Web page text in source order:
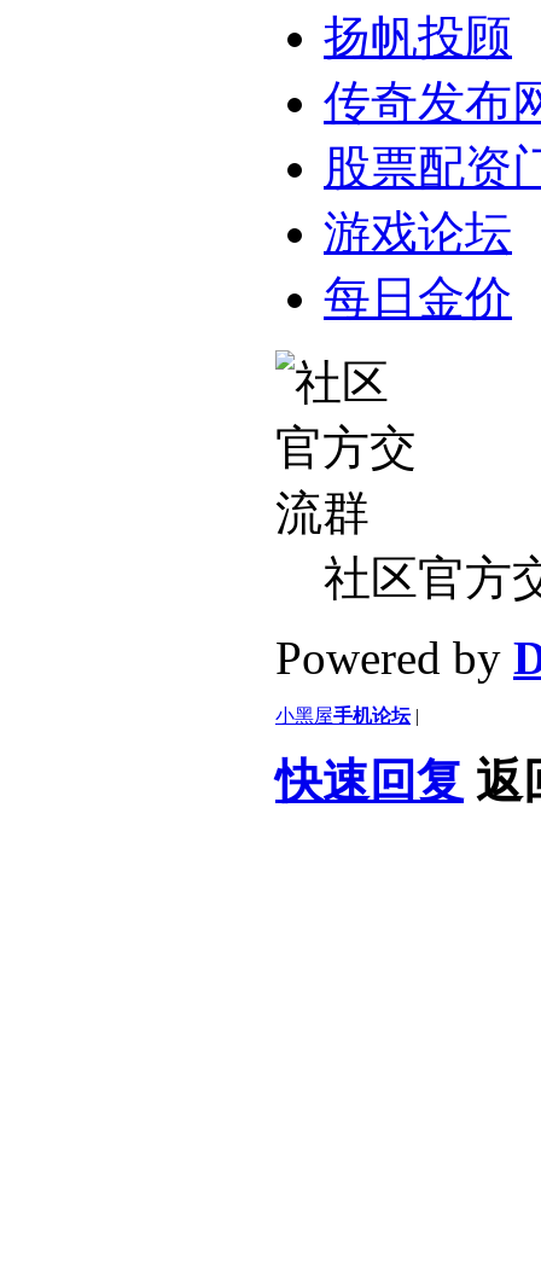
扬帆投顾
传奇发布
股票配资
游戏论坛
每日金价
社区官方
Powered by
小黑屋手机论坛 |
快速回复 返